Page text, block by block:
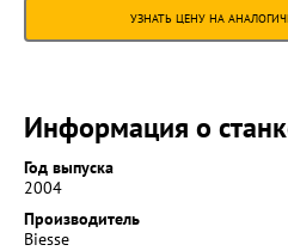
УЗНАТЬ ЦЕНУ НА
Информация о
Год выпуска
2004
Производитель
Biesse